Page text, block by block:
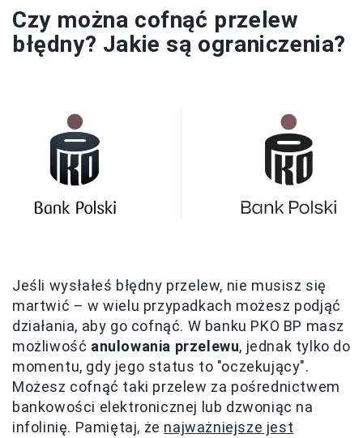
Czy można cofnąć przelew
błędny? Jakie są ograniczenia?
Jeśli wysłałeś błędny przelew, nie musisz się
martwić – w wielu przypadkach możesz podjąć
działania, aby go cofnąć. W banku PKO BP masz
możliwość anulowania przelewu, jednak tylko do
momentu, gdy jego status to "oczekujący".
Możesz cofnąć taki przelew za pośrednictwem
bankowości elektronicznej lub dzwoniąc na
infolinię. Pamiętaj, że najważniejsze jest